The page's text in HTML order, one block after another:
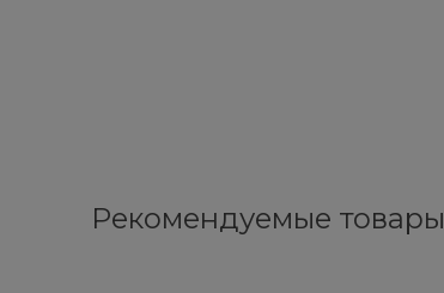
Рекомендуемые товары